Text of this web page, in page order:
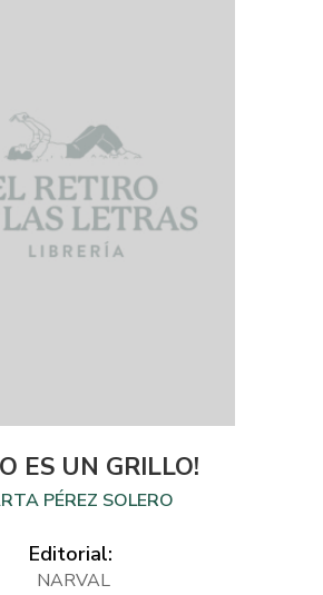
ES UN GRILLO!
PÉREZ SOLERO
Editorial:
NARVAL